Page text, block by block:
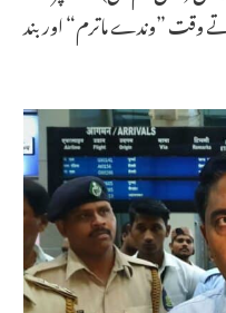
وقت ”وندے ماترم“ اور بند